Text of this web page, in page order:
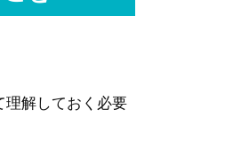
理解しておく必要